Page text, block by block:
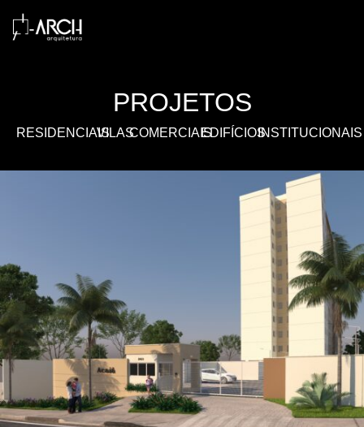
PROJETOS
RESIDENCIAISVILASCOMERCIAISEDIFÍCIOSINSTITUCIONAIS